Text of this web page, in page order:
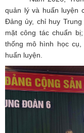
quản lý và huấn luyện
Đảng ủy, chỉ huy
mặt công tác chuẩn
thống mô hình học
huấn luyện.